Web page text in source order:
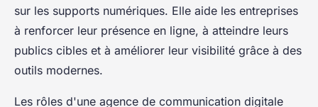
sur les supports numériques. Elle aide les entreprises
à renforcer leur présence en ligne, à atteindre leurs
publics cibles et à améliorer leur visibilité grâce à des
outils modernes.
Les rôles d'une agence de communication digitale